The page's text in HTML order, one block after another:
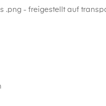
.png - freigestellt auf